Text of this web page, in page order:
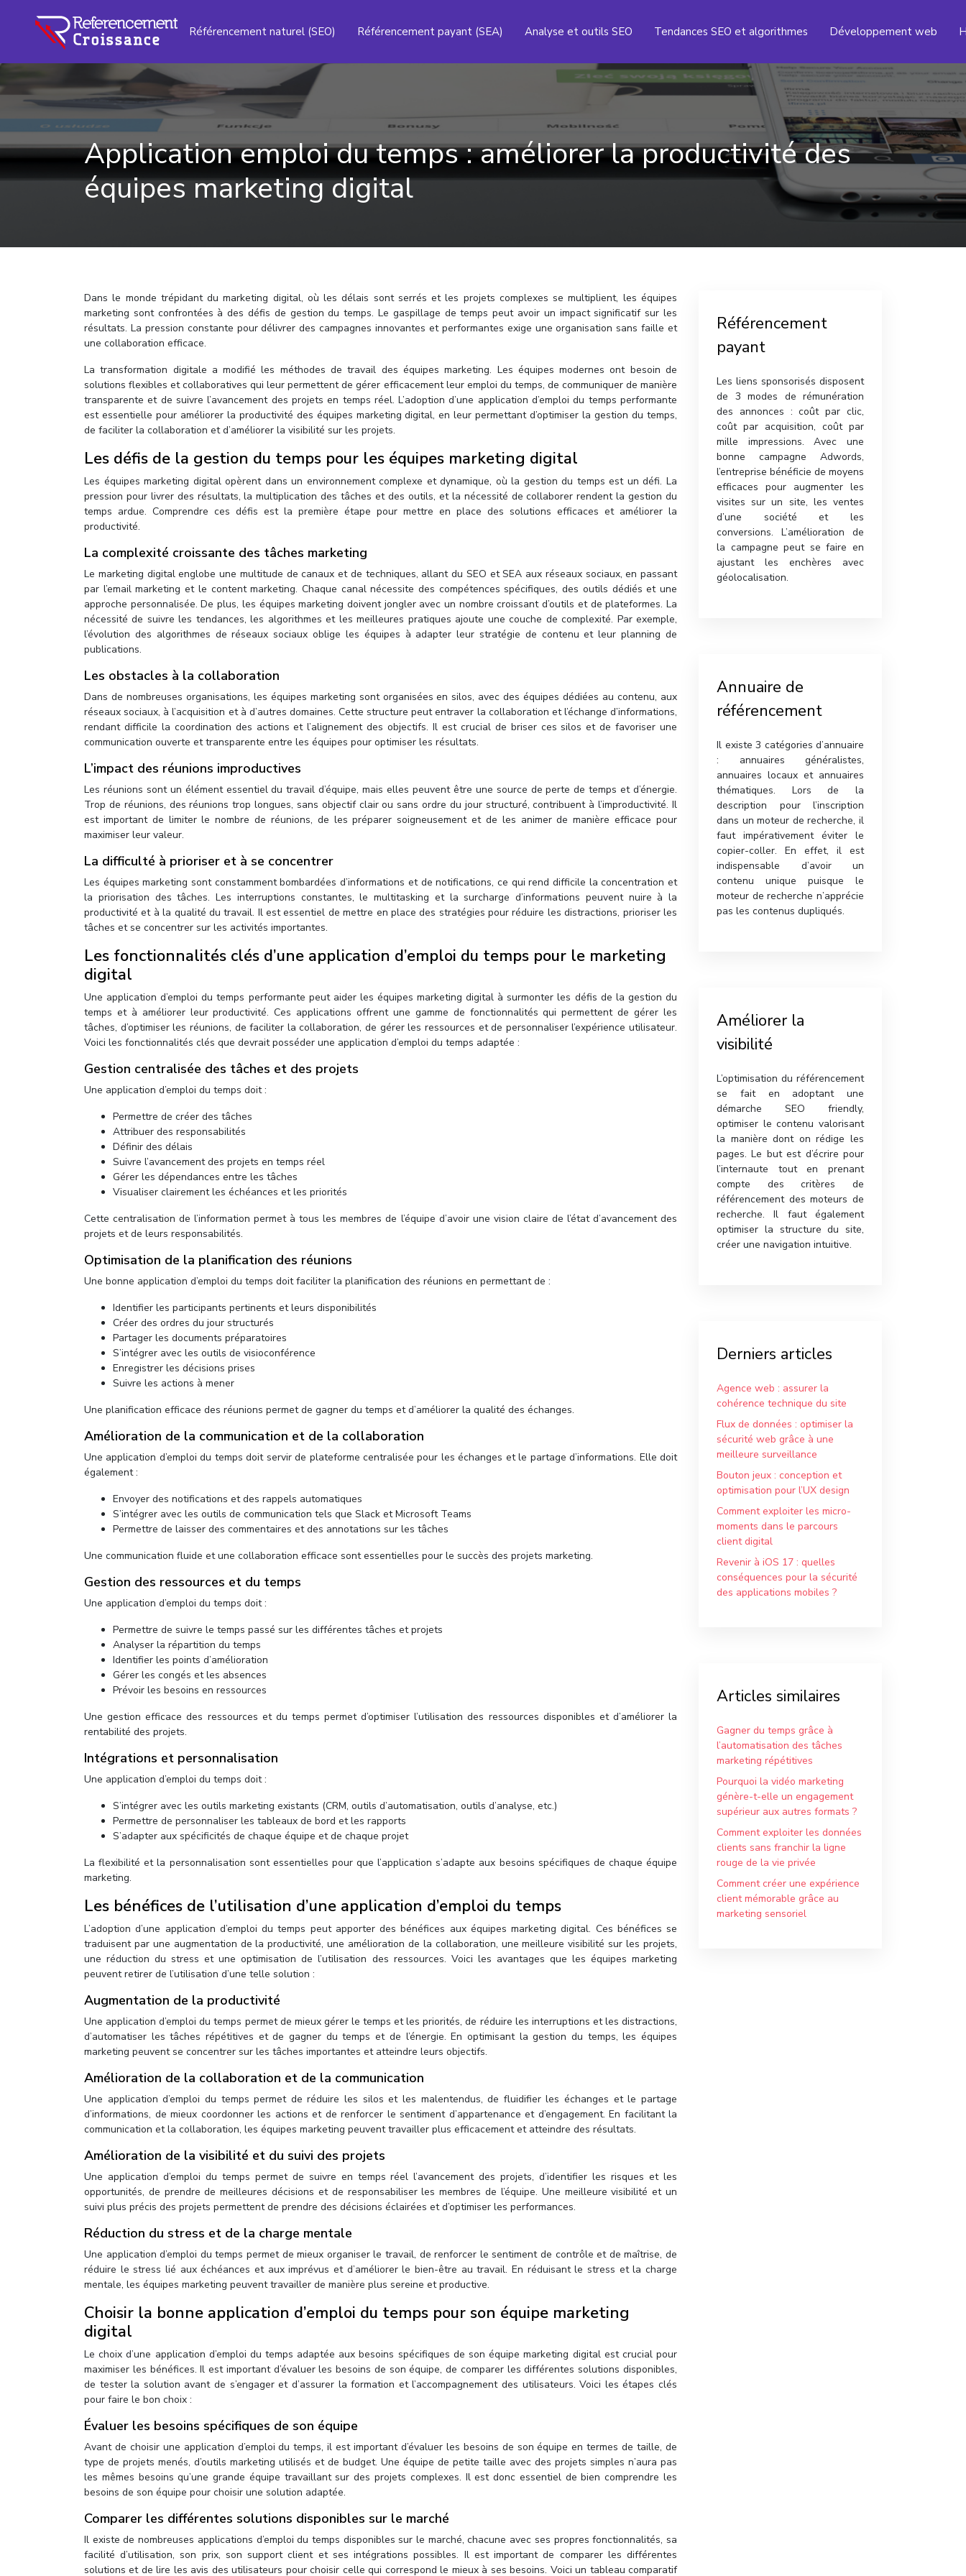
Référencement naturel (SEO) Référencement payant (SEA) Analyse et outils SEO Tendances SEO et algorithmes Développement web
Application emploi du temps : améliorer la productivité des
équipes marketing digital
Dans le monde trépidant du marketing digital, où les délais sont serrés et les projets complexes se multiplient, les équipes
marketing sont confrontées à des défis de gestion du temps. Le gaspillage de temps peut avoir un impact significatif sur les
résultats. La pression constante pour délivrer des campagnes innovantes et performantes exige une organisation sans faille et
une collaboration efficace.
La transformation digitale a modifié les méthodes de travail des équipes marketing. Les équipes modernes ont besoin de
solutions flexibles et collaboratives qui leur permettent de gérer efficacement leur emploi du temps, de communiquer de manière
transparente et de suivre l’avancement des projets en temps réel. L’adoption d’une application d’emploi du temps performante
est essentielle pour améliorer la productivité des équipes marketing digital, en leur permettant d’optimiser la gestion du temps,
de faciliter la collaboration et d’améliorer la visibilité sur les projets.
Les défis de la gestion du temps pour les équipes marketing digital
Les équipes marketing digital opèrent dans un environnement complexe et dynamique, où la gestion du temps est un défi. La
pression pour livrer des résultats, la multiplication des tâches et des outils, et la nécessité de collaborer rendent la gestion du
temps ardue. Comprendre ces défis est la première étape pour mettre en place des solutions efficaces et améliorer la
productivité.
La complexité croissante des tâches marketing
Le marketing digital englobe une multitude de canaux et de techniques, allant du SEO et SEA aux réseaux sociaux, en passant
par l’email marketing et le content marketing. Chaque canal nécessite des compétences spécifiques, des outils dédiés et une
approche personnalisée. De plus, les équipes marketing doivent jongler avec un nombre croissant d’outils et de plateformes. La
nécessité de suivre les tendances, les algorithmes et les meilleures pratiques ajoute une couche de complexité. Par exemple,
l’évolution des algorithmes de réseaux sociaux oblige les équipes à adapter leur stratégie de contenu et leur planning de
publications.
Les obstacles à la collaboration
Dans de nombreuses organisations, les équipes marketing sont organisées en silos, avec des équipes dédiées au contenu, aux
réseaux sociaux, à l’acquisition et à d’autres domaines. Cette structure peut entraver la collaboration et l’échange d’informations,
rendant difficile la coordination des actions et l’alignement des objectifs. Il est crucial de briser ces silos et de favoriser une
communication ouverte et transparente entre les équipes pour optimiser les résultats.
L’impact des réunions improductives
Les réunions sont un élément essentiel du travail d’équipe, mais elles peuvent être une source de perte de temps et d’énergie.
Trop de réunions, des réunions trop longues, sans objectif clair ou sans ordre du jour structuré, contribuent à l’improductivité. Il
est important de limiter le nombre de réunions, de les préparer soigneusement et de les animer de manière efficace pour
maximiser leur valeur.
La difficulté à prioriser et à se concentrer
Les équipes marketing sont constamment bombardées d’informations et de notifications, ce qui rend difficile la concentration et
la priorisation des tâches. Les interruptions constantes, le multitasking et la surcharge d’informations peuvent nuire à la
productivité et à la qualité du travail. Il est essentiel de mettre en place des stratégies pour réduire les distractions, prioriser les
tâches et se concentrer sur les activités importantes.
Les fonctionnalités clés d’une application d’emploi du temps pour le marketing
digital
Une application d’emploi du temps performante peut aider les équipes marketing digital à surmonter les défis de la gestion du
temps et à améliorer leur productivité. Ces applications offrent une gamme de fonctionnalités qui permettent de gérer les
tâches, d’optimiser les réunions, de faciliter la collaboration, de gérer les ressources et de personnaliser l’expérience utilisateur.
Voici les fonctionnalités clés que devrait posséder une application d’emploi du temps adaptée :
Gestion centralisée des tâches et des projets
Une application d’emploi du temps doit :
Permettre de créer des tâches
Attribuer des responsabilités
Définir des délais
Suivre l’avancement des projets en temps réel
Gérer les dépendances entre les tâches
Visualiser clairement les échéances et les priorités
Cette centralisation de l’information permet à tous les membres de l’équipe d’avoir une vision claire de l’état d’avancement des
projets et de leurs responsabilités.
Optimisation de la planification des réunions
Une bonne application d’emploi du temps doit faciliter la planification des réunions en permettant de :
Identifier les participants pertinents et leurs disponibilités
Créer des ordres du jour structurés
Partager les documents préparatoires
S’intégrer avec les outils de visioconférence
Enregistrer les décisions prises
Suivre les actions à mener
Une planification efficace des réunions permet de gagner du temps et d’améliorer la qualité des échanges.
Amélioration de la communication et de la collaboration
Une application d’emploi du temps doit servir de plateforme centralisée pour les échanges et le partage d’informations. Elle doit
également :
Envoyer des notifications et des rappels automatiques
S’intégrer avec les outils de communication tels que Slack et Microsoft Teams
Permettre de laisser des commentaires et des annotations sur les tâches
Une communication fluide et une collaboration efficace sont essentielles pour le succès des projets marketing.
Gestion des ressources et du temps
Une application d’emploi du temps doit :
Permettre de suivre le temps passé sur les différentes tâches et projets
Analyser la répartition du temps
Identifier les points d’amélioration
Gérer les congés et les absences
Prévoir les besoins en ressources
Une gestion efficace des ressources et du temps permet d’optimiser l’utilisation des ressources disponibles et d’améliorer la
rentabilité des projets.
Intégrations et personnalisation
Une application d’emploi du temps doit :
S’intégrer avec les outils marketing existants (CRM, outils d’automatisation, outils d’analyse, etc.)
Permettre de personnaliser les tableaux de bord et les rapports
S’adapter aux spécificités de chaque équipe et de chaque projet
La flexibilité et la personnalisation sont essentielles pour que l’application s’adapte aux besoins spécifiques de chaque équipe
marketing.
Les bénéfices de l’utilisation d’une application d’emploi du temps
L’adoption d’une application d’emploi du temps peut apporter des bénéfices aux équipes marketing digital. Ces bénéfices se
traduisent par une augmentation de la productivité, une amélioration de la collaboration, une meilleure visibilité sur les projets,
une réduction du stress et une optimisation de l’utilisation des ressources. Voici les avantages que les équipes marketing
peuvent retirer de l’utilisation d’une telle solution :
Augmentation de la productivité
Une application d’emploi du temps permet de mieux gérer le temps et les priorités, de réduire les interruptions et les distractions,
d’automatiser les tâches répétitives et de gagner du temps et de l’énergie. En optimisant la gestion du temps, les équipes
marketing peuvent se concentrer sur les tâches importantes et atteindre leurs objectifs.
Amélioration de la collaboration et de la communication
Une application d’emploi du temps permet de réduire les silos et les malentendus, de fluidifier les échanges et le partage
d’informations, de mieux coordonner les actions et de renforcer le sentiment d’appartenance et d’engagement. En facilitant la
communication et la collaboration, les équipes marketing peuvent travailler plus efficacement et atteindre des résultats.
Amélioration de la visibilité et du suivi des projets
Une application d’emploi du temps permet de suivre en temps réel l’avancement des projets, d’identifier les risques et les
opportunités, de prendre de meilleures décisions et de responsabiliser les membres de l’équipe. Une meilleure visibilité et un
suivi plus précis des projets permettent de prendre des décisions éclairées et d’optimiser les performances.
Réduction du stress et de la charge mentale
Une application d’emploi du temps permet de mieux organiser le travail, de renforcer le sentiment de contrôle et de maîtrise, de
réduire le stress lié aux échéances et aux imprévus et d’améliorer le bien-être au travail. En réduisant le stress et la charge
mentale, les équipes marketing peuvent travailler de manière plus sereine et productive.
Choisir la bonne application d’emploi du temps pour son équipe marketing
digital
Le choix d’une application d’emploi du temps adaptée aux besoins spécifiques de son équipe marketing digital est crucial pour
maximiser les bénéfices. Il est important d’évaluer les besoins de son équipe, de comparer les différentes solutions disponibles,
de tester la solution avant de s’engager et d’assurer la formation et l’accompagnement des utilisateurs. Voici les étapes clés
pour faire le bon choix :
Évaluer les besoins spécifiques de son équipe
Avant de choisir une application d’emploi du temps, il est important d’évaluer les besoins de son équipe en termes de taille, de
type de projets menés, d’outils marketing utilisés et de budget. Une équipe de petite taille avec des projets simples n’aura pas
les mêmes besoins qu’une grande équipe travaillant sur des projets complexes. Il est donc essentiel de bien comprendre les
besoins de son équipe pour choisir une solution adaptée.
Comparer les différentes solutions disponibles sur le marché
Il existe de nombreuses applications d’emploi du temps disponibles sur le marché, chacune avec ses propres fonctionnalités, sa
facilité d’utilisation, son prix, son support client et ses intégrations possibles. Il est important de comparer les différentes
solutions et de lire les avis des utilisateurs pour choisir celle qui correspond le mieux à ses besoins. Voici un tableau comparatif
Référencement
payant
Les liens sponsorisés disposent
de 3 modes de rémunération
des annonces : coût par clic,
coût par acquisition, coût par
mille impressions. Avec une
bonne campagne Adwords,
l’entreprise bénéficie de moyens
efficaces pour augmenter les
visites sur un site, les ventes
d’une société et les
conversions. L’amélioration de
la campagne peut se faire en
ajustant les enchères avec
géolocalisation.
Annuaire de
référencement
Il existe 3 catégories d’annuaire
: annuaires généralistes,
annuaires locaux et annuaires
thématiques. Lors de la
description pour l’inscription
dans un moteur de recherche, il
faut impérativement éviter le
copier-coller. En effet, il est
indispensable d’avoir un
contenu unique puisque le
moteur de recherche n’apprécie
pas les contenus dupliqués.
Améliorer la
visibilité
L’optimisation du référencement
se fait en adoptant une
démarche SEO friendly,
optimiser le contenu valorisant
la manière dont on rédige les
pages. Le but est d’écrire pour
l’internaute tout en prenant
compte des critères de
référencement des moteurs de
recherche. Il faut également
optimiser la structure du site,
créer une navigation intuitive.
Derniers articles
Agence web : assurer la
cohérence technique du site
Flux de données : optimiser la
sécurité web grâce à une
meilleure surveillance
Bouton jeux : conception et
optimisation pour l’UX design
Comment exploiter les micro-
moments dans le parcours
client digital
Revenir à iOS 17 : quelles
conséquences pour la sécurité
des applications mobiles ?
Articles similaires
Gagner du temps grâce à
l’automatisation des tâches
marketing répétitives
Pourquoi la vidéo marketing
génère-t-elle un engagement
supérieur aux autres formats ?
Comment exploiter les données
clients sans franchir la ligne
rouge de la vie privée
Comment créer une expérience
client mémorable grâce au
marketing sensoriel